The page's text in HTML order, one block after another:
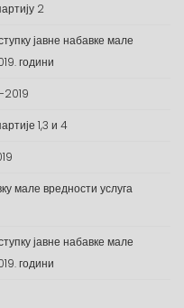
2
јавне набавке мале
години
2019
1,3 и 4
мале вредности услуга
јавне набавке мале
години